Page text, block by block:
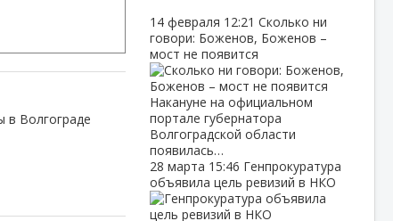
в Волгограде
14 февраля 12:21 Сколько ни
говори: Боженов, Боженов –
мост не появится
Накануне на официальном
портале губернатора
Волгоградской области
появилась…
28 марта 15:46 Генпрокуратура
объявила цель ревизий в НКО